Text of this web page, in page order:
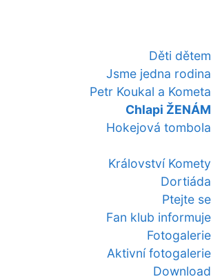
Děti dětem
Jsme jedna rodina
Petr Koukal a Kometa
Chlapi ŽENÁM
Hokejová tombola
Království Komety
Dortiáda
Ptejte se
Fan klub informuje
Fotogalerie
Aktivní fotogalerie
Download